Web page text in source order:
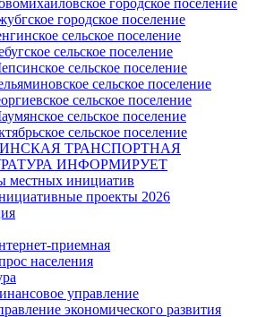
городское поселение
городское поселение
сельское поселение
сельское поселение
сельское поселение
сельское поселение
сельское поселение
сельское поселение
сельское поселение
ТРАНСПОРТНАЯ
ИНФОРМИРУЕТ
местных инициатив
проекты 2026
приемная
населения
управление
экономического развития